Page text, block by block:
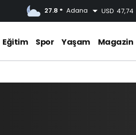
27.8 ° Adana USD 47,74
Eğitim Spor Yaşam Magazin